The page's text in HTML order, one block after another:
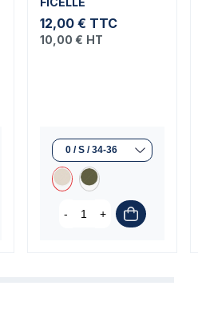
12,00 € TTC
10,00 € HT
- +